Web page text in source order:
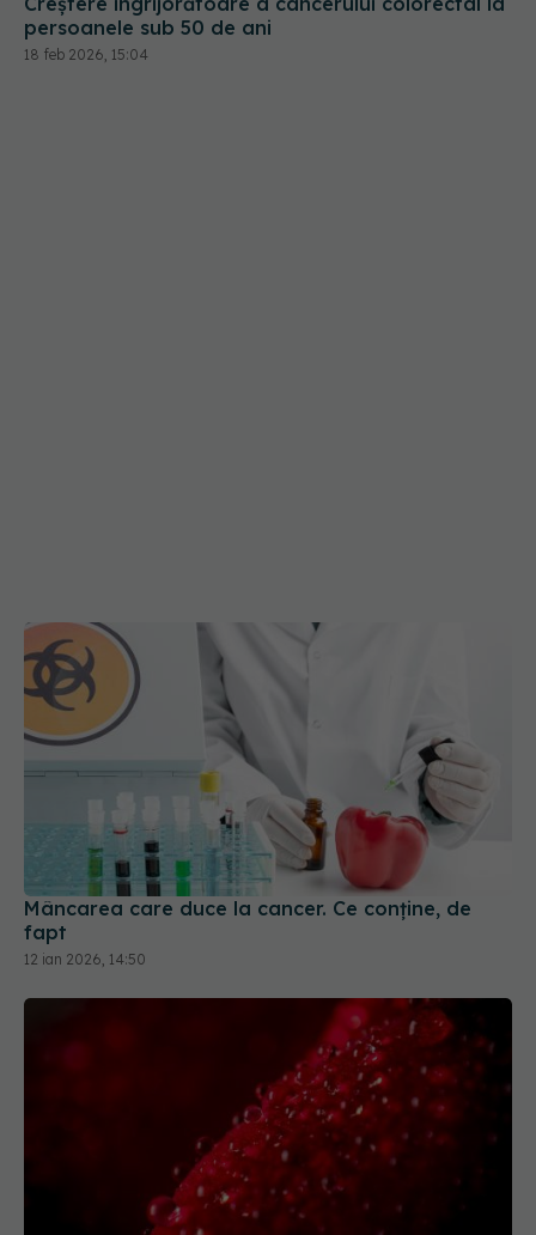
persoanele sub 50 de ani
18 feb 2026, 15:04
Mâncarea care duce la cancer. Ce conține, de
fapt
12 ian 2026, 14:50